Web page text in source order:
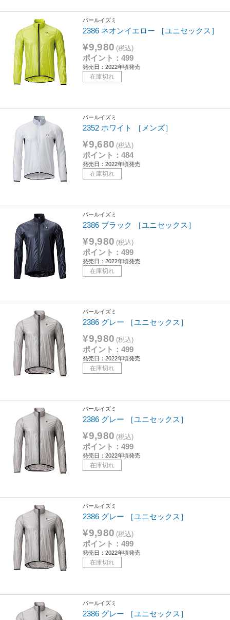
パールイズミ
2386 ネオンイエロー ［ユニセックス］
¥9,980 (税込)
ポイント：499
発売日：2022年頃発売
在庫切れ
パールイズミ
2352 ホワイト ［メンズ］
¥9,680 (税込)
ポイント：484
発売日：2022年頃発売
在庫切れ
パールイズミ
2386 ブラック ［ユニセックス］
¥9,980 (税込)
ポイント：499
発売日：2022年頃発売
在庫切れ
パールイズミ
2386 グレー ［ユニセックス］
¥9,980 (税込)
ポイント：499
発売日：2022年頃発売
在庫切れ
パールイズミ
2386 グレー ［ユニセックス］
¥9,980 (税込)
ポイント：499
発売日：2022年頃発売
在庫切れ
パールイズミ
2386 グレー ［ユニセックス］
¥9,980 (税込)
ポイント：499
発売日：2022年頃発売
在庫切れ
パールイズミ
2386 グレー ［ユニセックス］